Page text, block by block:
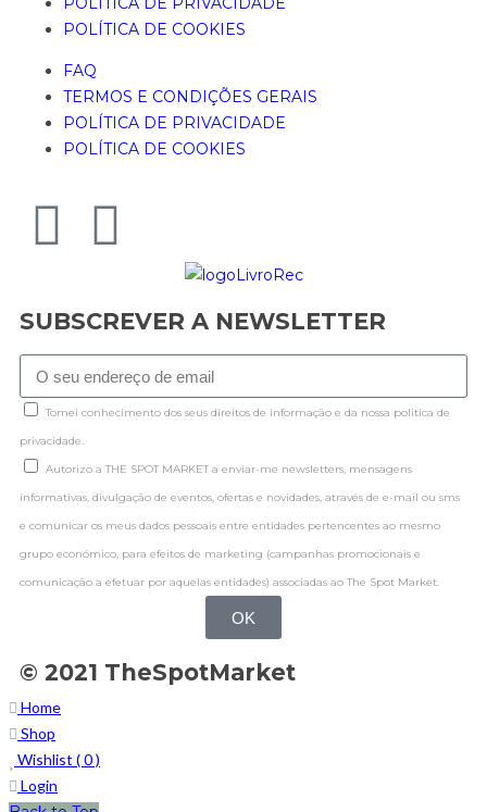
POLÍTICA DE COOKIES
FAQ
TERMOS E CONDIÇÕES GERAIS
POLÍTICA DE PRIVACIDADE
POLÍTICA DE COOKIES
SUBSCREVER A NEWSLETTER
Tomei conhecimento dos seus direitos de informação e da nossa politica de
privacidade.
Autorizo a THE SPOT MARKET a enviar-me newsletters, mensagens
informativas, divulgação de eventos, ofertas e novidades, através de e-mail ou sms
e comunicar os meus dados pessoais entre entidades pertencentes ao mesmo
grupo económico, para efeitos de marketing (campanhas promocionais e
comunicação a efetuar por aquelas entidades) associadas ao The Spot Market.
OK
© 2021 TheSpotMarket
Home
Shop
Wishlist (0)
Login